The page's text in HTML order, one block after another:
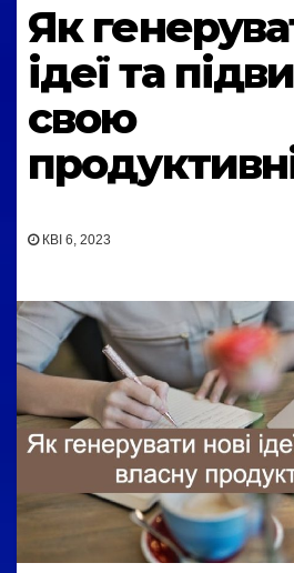
Як
ідеї та
свою
КВІ 6, 2023